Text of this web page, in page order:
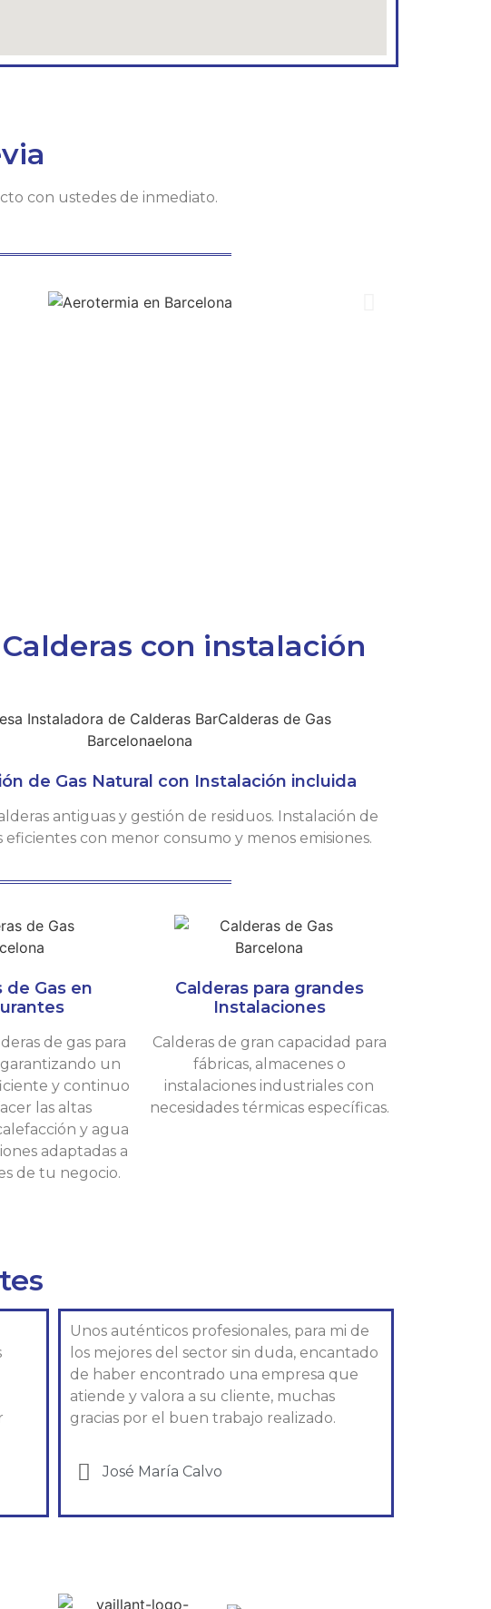
con ustedes de inmediato.
con instalación
de Gas Natural con Instalación incluida
antiguas y gestión de residuos. Instalación de
eficientes con menor consumo y menos emisiones.
de Gas en
de gas para
un
y continuo
las altas
y agua
adaptadas a
de tu negocio.
Calderas para grandes
Instalaciones
Calderas de gran capacidad para
fábricas, almacenes o
instalaciones industriales con
necesidades térmicas específicas.
Unos auténticos profesionales, para mi de
los mejores del sector sin duda, encantado
de haber encontrado una empresa que
atiende y valora a su cliente, muchas
gracias por el buen trabajo realizado.
José María Calvo